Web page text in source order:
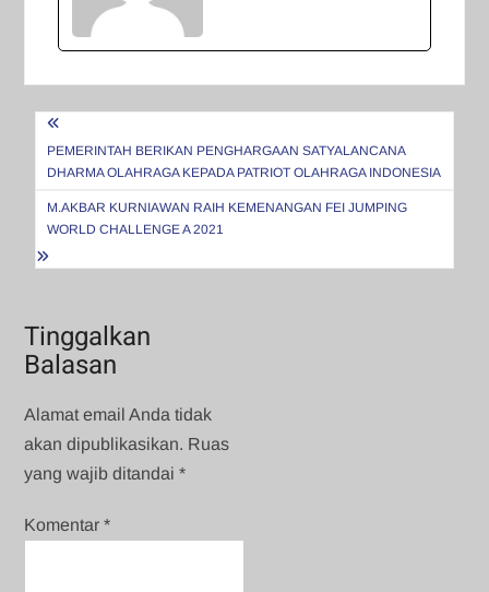
Navigasi
pos
PEMERINTAH BERIKAN PENGHARGAAN SATYALANCANA
DHARMA OLAHRAGA KEPADA PATRIOT OLAHRAGA INDONESIA
M.AKBAR KURNIAWAN RAIH KEMENANGAN FEI JUMPING
WORLD CHALLENGE A 2021
Tinggalkan
Balasan
Alamat email Anda tidak
akan dipublikasikan. Ruas
yang wajib ditandai*
Komentar*